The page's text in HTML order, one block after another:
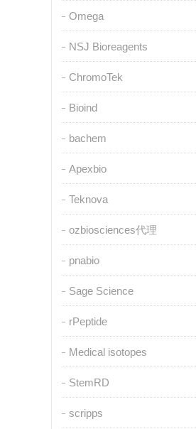
Omega
NSJ Bioreagents
ChromoTek
Bioind
bachem
Apexbio
Teknova
ozbiosciences代理
pnabio
Sage Science
rPeptide
Medical isotopes
StemRD
scripps